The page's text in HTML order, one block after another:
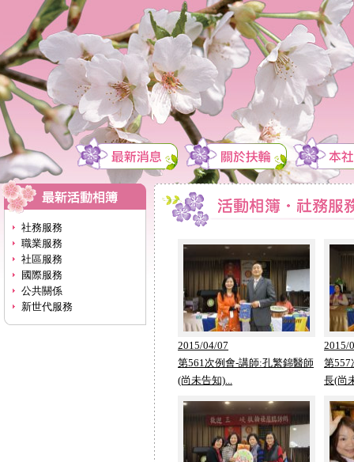
社務服務
職業服務
社區服務
國際服務
公共關係
新世代服務
2015/04/07
第561次例會-講師:孔繁錦醫師
(尚未告知)...
2015/
第557
長(尚